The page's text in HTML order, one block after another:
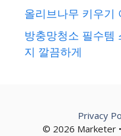
올리브나무 키우기
방충망청소 필수템
지 깔끔하게
© 2026 Marketer
Privacy